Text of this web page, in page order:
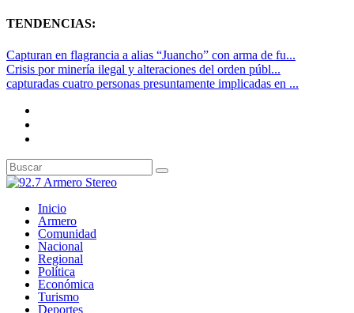
TENDENCIAS:
Capturan en flagrancia a alias “Juancho” con arma de fu...
Crisis por minería ilegal y alteraciones del orden públ...
capturadas cuatro personas presuntamente implicadas en ...
Inicio
Armero
Comunidad
Nacional
Regional
Política
Económica
Turismo
Deportes